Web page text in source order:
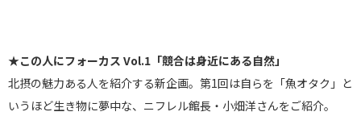
★この人にフォーカス Vol.1「競合は身近にある自然」
北摂の魅力ある人を紹介する新企画。第1回は自らを「魚オタク」 と
いうほど生き物に夢中な、ニフレル館長・小畑洋さんをご紹介。